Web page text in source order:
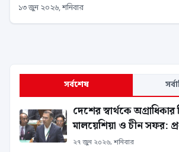
১৩ জুন ২০২৬, শনিবার
সর্বশেষ
দেশের স্বার্থকে
মালয়েশিয়া ও চীন সফর:
২৭ জুন ২০২৬, শনিবার